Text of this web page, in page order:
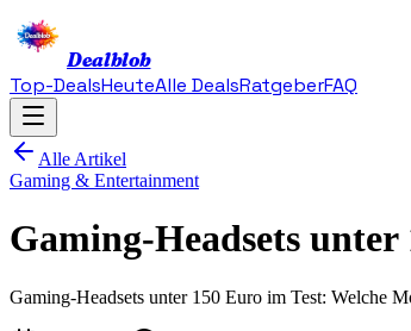
Dealblob
Top-DealsHeuteAlle DealsRatgeberFAQ
Alle Artikel
Gaming & Entertainment
Gaming-Headsets
Gaming-Headsets unter 150 Euro im Test: Welche